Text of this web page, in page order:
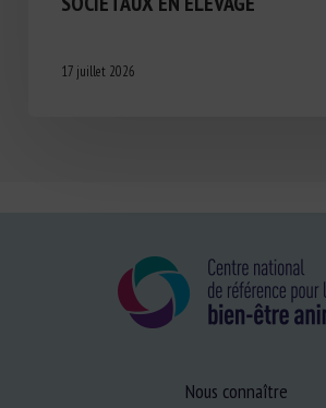
17 juillet 2026
Nous connaître